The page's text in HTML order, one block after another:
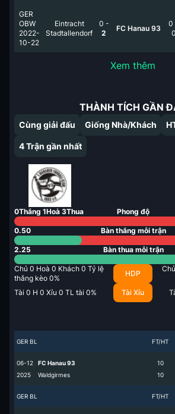
GER
OBW
2022-
10-22
Eintracht
Stadtallendorf
0 -
2
FC Hanau 93
0
0
Xem thêm
THÀNH TÍCH GẦN
Cùng giải đấu Giống Nhà/Khách
4Trận gần nhất
0Thắng 1Hoà 3Thua Phong độ
0.50 Bàn thắng mỗi trận
2.25 Bàn thua mỗi trận
Chủ 0 Hoà 0 Khách 0 Tỷ lệ
thắng kèo 0%
HDP
Chủ
Tài 0 H 0 Xỉu 0 TL tài 0% Tài Xỉu
GER BL FT/HT
06-12
2025
FC Hanau 93
Waldgirmes
1
1
0
0
GER BL FT/HT